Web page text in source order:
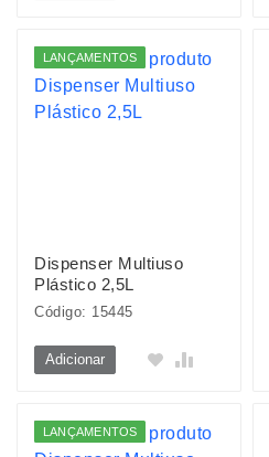
LANÇAMENTOS
Dispenser Multiuso
Plástico 2,5L
Código: 15445
Adicionar
LANÇAMENTOS